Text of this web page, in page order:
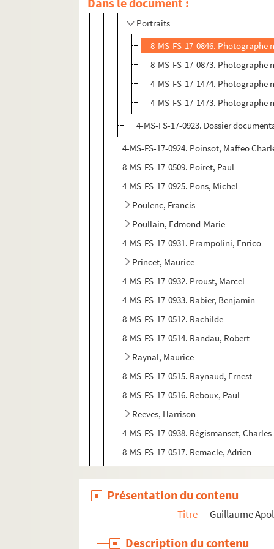
Portraits
8-MS-FS-17-0846. Photographe
8-MS-FS-17-0873.
4-MS-FS-17-1474. Photographe
4-MS-FS-17-1473. Photographe
4-MS-FS-17-0923. Dossier
4-MS-FS-17-0924. Poinsot, Maffeo
8-MS-FS-17-0509. Poiret, Paul
4-MS-FS-17-0925. Pons, Michel
Poulenc, Francis
Poullain, Edmond-Marie
4-MS-FS-17-0931. Prampolini, Enrico
Princet, Maurice
4-MS-FS-17-0932. Proust, Marcel
4-MS-FS-17-0933. Rabier, Benjamin
8-MS-FS-17-0512. Rachilde
8-MS-FS-17-0514. Randau, Robert
Raynal, Maurice
8-MS-FS-17-0515. Raynaud, Ernest
8-MS-FS-17-0516. Reboux, Paul
Reeves, Harrison
4-MS-FS-17-0938. Régismanset, Charles
8-MS-FS-17-0517. Remacle, Adrien
4-MS-FS-17-0939. Retté, Adolphe
Reverdy, Pierre
4-MS-FS-17-0941. Revon, Maxime
Présentation du contenu
Titre Guillaume
Description du contenu